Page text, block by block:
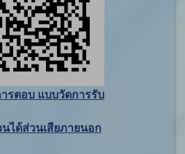
รตอบ แบบวัดการรับ
ได้ส่วนเสียภายนอก